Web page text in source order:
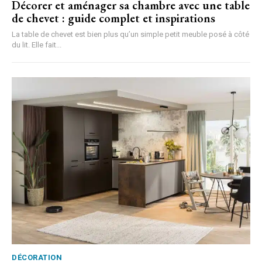
Décorer et aménager sa chambre avec une table
de chevet : guide complet et inspirations
La table de chevet est bien plus qu’un simple petit meuble posé à côté
du lit. Elle fait...
DÉCORATION